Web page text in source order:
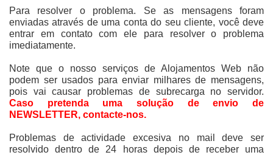
Para resolver o problema. Se as mensagens foram
enviadas através de uma conta do seu cliente, você deve
entrar em contato com ele para resolver o problema
imediatamente.
Note que o nosso serviços de Alojamentos Web não
podem ser usados para enviar milhares de mensagens,
pois vai causar problemas de subrecarga no servidor.
Caso pretenda uma solução de envio de
NEWSLETTER, contacte-nos.
Problemas de actividade excesiva no mail deve ser
resolvido dentro de 24 horas depois de receber uma